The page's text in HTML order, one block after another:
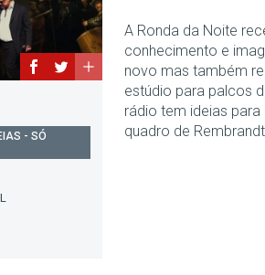
- SÓ
A Ronda da Noite
conhecimento e
novo mas também
estúdio para palcos
rádio tem ideias
quadro de